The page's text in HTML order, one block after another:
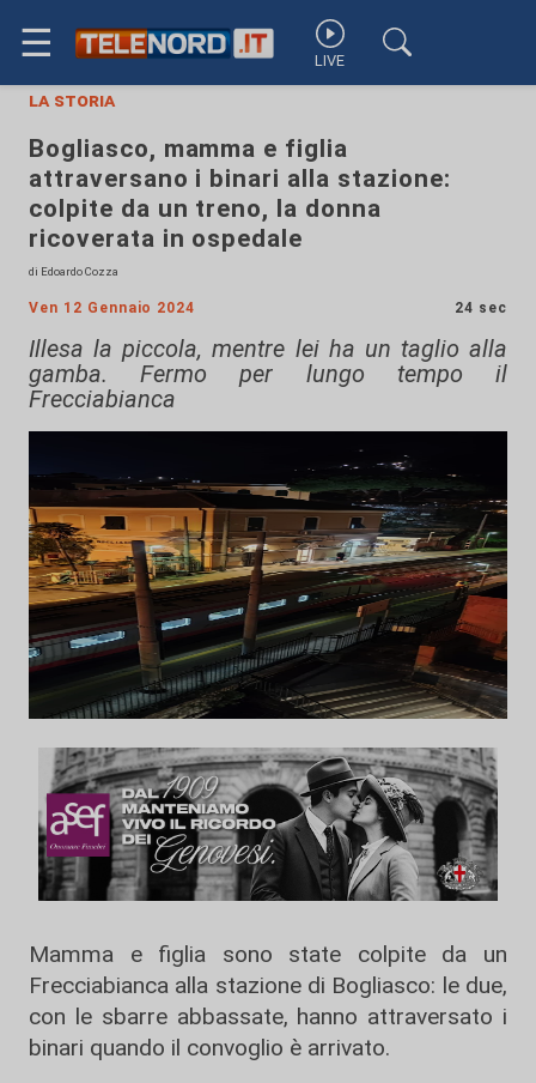
☰ LIVE
la storia
Bogliasco, mamma e figlia
attraversano i binari alla stazione:
colpite da un treno, la donna
ricoverata in ospedale
di Edoardo Cozza
Ven 12 Gennaio 2024 24 sec
Illesa la piccola, mentre lei ha un taglio alla
gamba. Fermo per lungo tempo il
Frecciabianca
Mamma e figlia sono state colpite da un
Frecciabianca alla stazione di Bogliasco: le due,
con le sbarre abbassate, hanno attraversato i
binari quando il convoglio è arrivato.